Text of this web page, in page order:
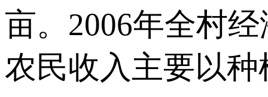
亩。2006年全村
农民收入主要以种